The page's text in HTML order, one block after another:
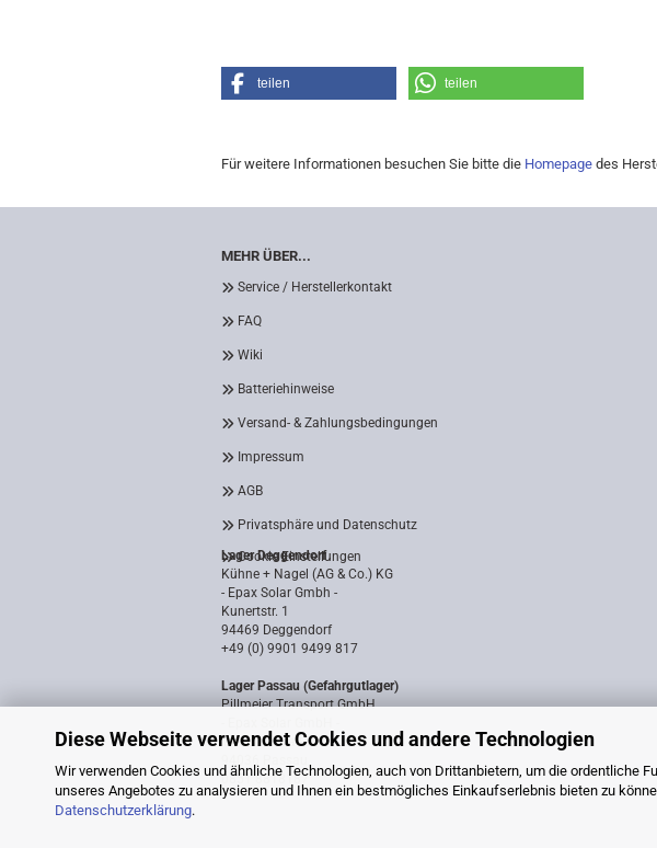
Diese Webseite verwendet Cookies und andere Technologien
Wir verwenden Cookies und ähnliche Technologien, auch von Drittanbietern, um die ordentliche
unseres Angebotes zu analysieren und Ihnen ein bestmögliches Einkaufserlebnis bieten zu
Datenschutzerklärung.
teilen teilen
Für weitere Informationen besuchen Sie bitte die Homepage des
MEHR ÜBER...
Service / Herstellerkontakt
FAQ
Wiki
Batteriehinweise
Versand- & Zahlungsbedingungen
Impressum
AGB
Privatsphäre und Datenschutz
Cookie Einstellungen
Lager Deggendorf
Kühne + Nagel (AG & Co.) KG
- Epax Solar Gmbh -
Kunertstr. 1
94469 Deggendorf
+49 (0) 9901 9499 817
Lager Passau (Gefahrgutlager)
Pillmeier Transport GmbH
Industriestraße 14a
0851 8818187